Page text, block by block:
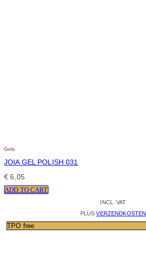
Gels
JOIA GEL POLISH 031
€ 6,05
ADD TO CART
INCL. VAT
PLUSVERZENDKOSTEN
TPO free